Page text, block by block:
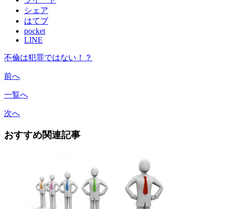
シェア
はてブ
pocket
LINE
不倫は犯罪ではない！？
前へ
一覧へ
次へ
おすすめ関連記事